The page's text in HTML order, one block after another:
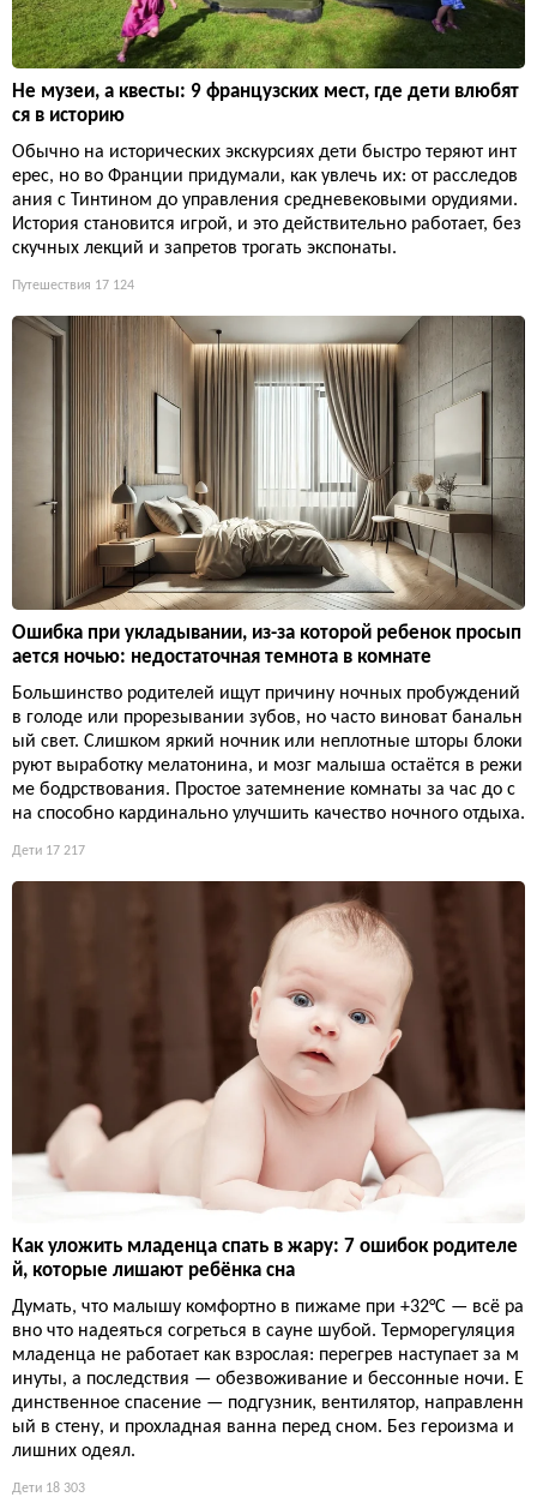
Не музеи, а квесты: 9 французских мест, где дети влюбят
ся в историю
Обычно на исторических экскурсиях дети быстро теряют инт
ерес, но во Франции придумали, как увлечь их: от расследов
ания с Тинтином до управления средневековыми орудиями.
История становится игрой, и это действительно работает, без
скучных лекций и запретов трогать экспонаты.
Путешествия 17 124
Ошибка при укладывании, из-за которой ребенок просып
ается ночью: недостаточная темнота в комнате
Большинство родителей ищут причину ночных пробуждений
в голоде или прорезывании зубов, но часто виноват банальн
ый свет. Слишком яркий ночник или неплотные шторы блоки
руют выработку мелатонина, и мозг малыша остаётся в режи
ме бодрствования. Простое затемнение комнаты за час до с
на способно кардинально улучшить качество ночного отдыха.
Дети 17 217
Как уложить младенца спать в жару: 7 ошибок родителе
й, которые лишают ребёнка сна
Думать, что малышу комфортно в пижаме при +32°C — всё ра
вно что надеяться согреться в сауне шубой. Терморегуляция
младенца не работает как взрослая: перегрев наступает за м
инуты, а последствия — обезвоживание и бессонные ночи. Е
динственное спасение — подгузник, вентилятор, направленн
ый в стену, и прохладная ванна перед сном. Без героизма и
лишних одеял.
Дети 18 303